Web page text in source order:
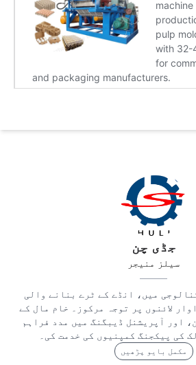
جڈی چن
سیلز منیجر
میں، انڈے کے ٹرے بنانے والی
لائنوں پر توجہ مرکوز۔ خام مال کے
اور آپریشنل ڈیبگنگ میں مدد فراہم
مکمل بایو پڑھیں